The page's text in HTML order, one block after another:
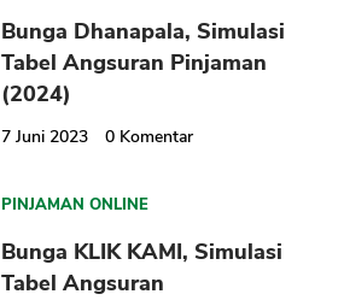
Bunga Dhanapala, Simulasi
Tabel Angsuran Pinjaman
(2024)
7 Juni 2023 0 Komentar
PINJAMAN ONLINE
Bunga KLIK KAMI, Simulasi
Tabel Angsuran